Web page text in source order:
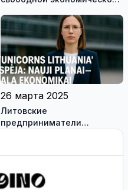
состояться
26 марта 2025
Литовские
предприниматели
реальный ущерб экономике